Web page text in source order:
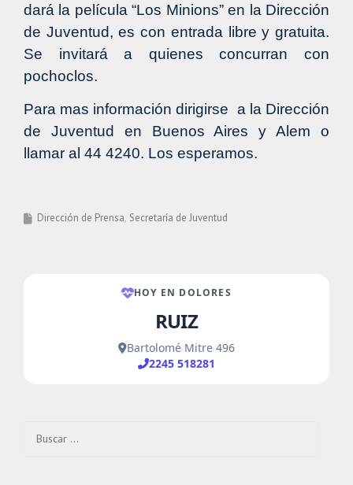
dará la película “Los Minions” en la Dirección
de Juventud, es con entrada libre y gratuita.
Se invitará a quienes concurran con
pochoclos.
Para mas información dirigirse a la Dirección
de Juventud en Buenos Aires y Alem o
llamar al 44 4240. Los esperamos.
Dirección de Prensa Secretaría de Juventud